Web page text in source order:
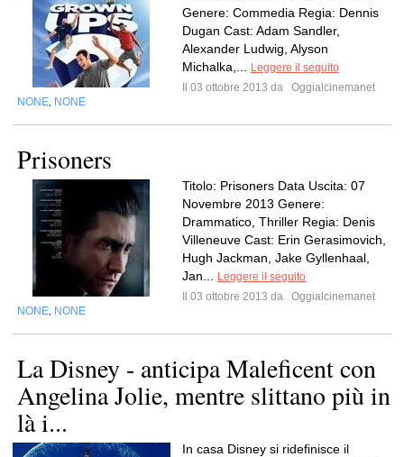
Genere: Commedia Regia: Dennis
Dugan Cast: Adam Sandler,
Alexander Ludwig, Alyson
Michalka,...
Leggere il seguito
Il 03 ottobre 2013 da
Oggialcinemanet
NONE NONE
Prisoners
Titolo: Prisoners Data Uscita: 07
Novembre 2013 Genere:
Drammatico, Thriller Regia: Denis
Villeneuve Cast: Erin Gerasimovich,
Hugh Jackman, Jake Gyllenhaal,
Jan...
Leggere il seguito
Il 03 ottobre 2013 da
Oggialcinemanet
NONE NONE
La Disney - anticipa Maleficent con
Angelina Jolie, mentre slittano più in
là i...
In casa Disney si ridefinisce il